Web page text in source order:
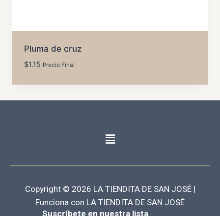
Pluma de cruz
$1.15 Precio Final
Copyright © 2026 LA TIENDITA DE SAN JOSÉ |
Funciona con LA TIENDITA DE SAN JOSÉ
Suscríbete en nuestra lista